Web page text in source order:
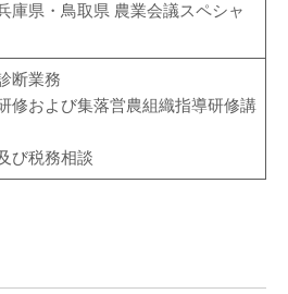
庫県・鳥取県 農業会議スペシャ
断業務
修および集落営農組織指導研修講
び税務相談